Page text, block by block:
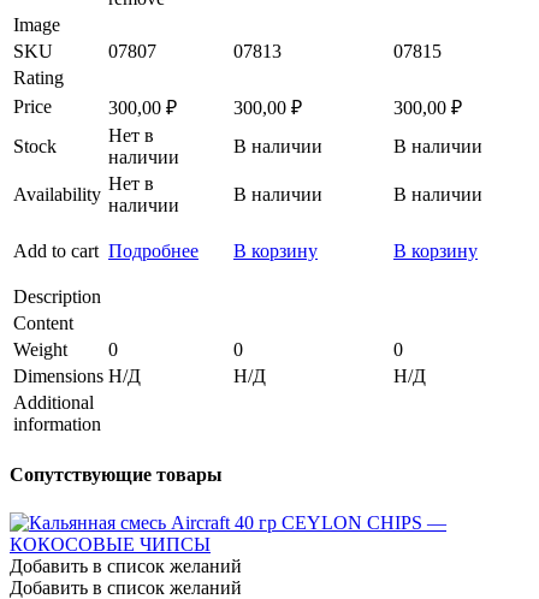
Image
SKU
07807 07813
07815
Rating
Price
300,00 ₽ 300,00 ₽ 300,00 ₽
Stock
Нет в
наличии
В наличии В наличии
Availability
Нет в
наличии
В наличии В наличии
Add to cart Подробнее В корзину В корзину
Description
Content
Weight
0 0
0
Dimensions Н/Д Н/Д
Н/Д
Additional
information
Сопутствующие товары
Добавить в список желаний
Добавить в список желаний